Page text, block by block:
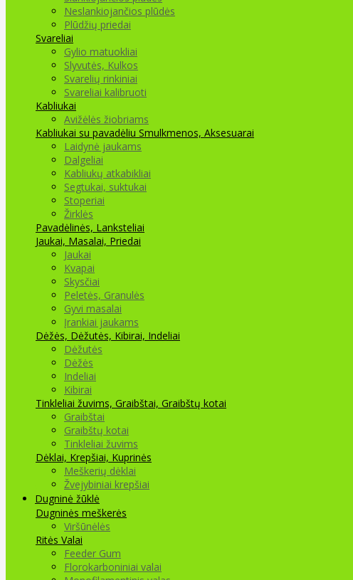
Neslankiojančios plūdės
Plūdžių priedai
Svareliai
Gylio matuokliai
Slyvutės, Kulkos
Svarelių rinkiniai
Svareliai kalibruoti
Kabliukai
Avižėlės žiobriams
Kabliukai su pavadėliu Smulkmenos, Aksesuarai
Laidynė jaukams
Dalgeliai
Kabliukų atkabikliai
Segtukai, suktukai
Stoperiai
Žirklės
Pavadėlinės, Lanksteliai
Jaukai, Masalai, Priedai
Jaukai
Kvapai
Skysčiai
Peletės, Granulės
Gyvi masalai
Įrankiai jaukams
Dėžės, Dėžutės, Kibirai, Indeliai
Dėžutės
Dėžės
Indeliai
Kibirai
Tinkleliai žuvims, Graibštai, Graibštų kotai
Graibštai
Graibštų kotai
Tinkleliai žuvims
Dėklai, Krepšiai, Kuprinės
Meškerių dėklai
Žvejybiniai krepšiai
Dugninė žūklė
Dugninės meškerės
Viršūnėlės
Ritės Valai
Feeder Gum
Florokarboniniai valai